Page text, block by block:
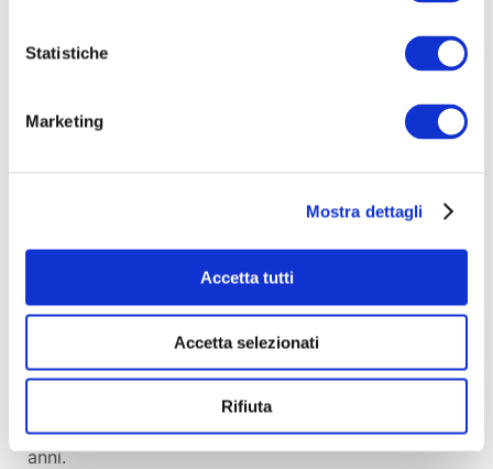
Statistiche
Marketing
Mostra dettagli
Accetta tutti
Accetta selezionati
Rifiuta
il tuo aiuto?
PANE
I locali che abbiamo preso in affitto sono quelli del
vecchio panificio del borgo, ormai chiuso da diversi
anni.